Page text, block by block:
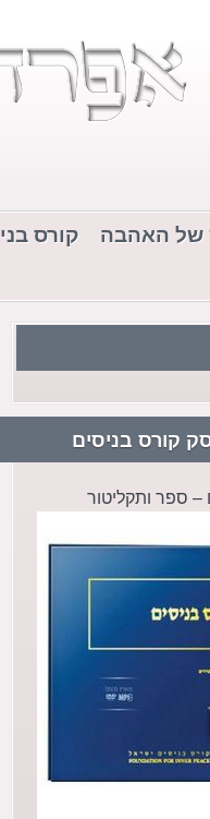
קורס של האהבה
קורס בניסים
– ספר ותקליטור